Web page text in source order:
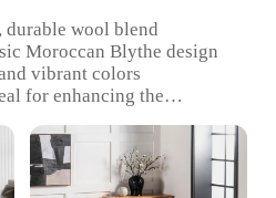
wool blend
Moroccan Blythe design
vibrant colors
for enhancing the
in multiple sizes to fit